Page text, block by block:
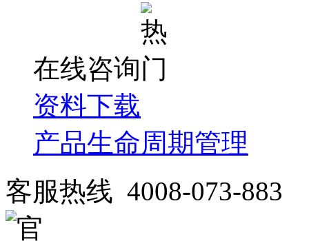
在线咨询
资料下载
产品生命周期管理
客服热线 4008-073-883